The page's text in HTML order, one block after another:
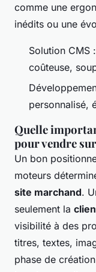
comme une
inédits ou une
Solution CMS
coûteuse,
personnalisé,
Quelle
pour vendre
Un bon
moteurs
site marchand.
seulement la
visibilité à des
titres, textes,
phase de